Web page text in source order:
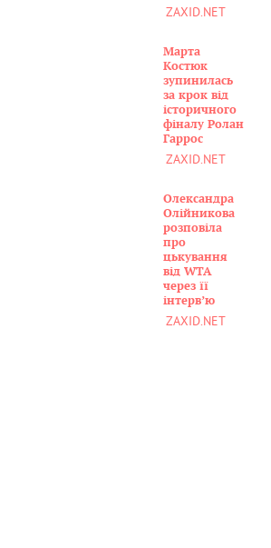
ZAXID.NET
Марта
Костюк
зупинилась
за крок від
історичного
фіналу Ролан
Гаррос
ZAXID.NET
Олександра
Олійникова
розповіла
про
цькування
від WTA
через її
інтервʼю
ZAXID.NET